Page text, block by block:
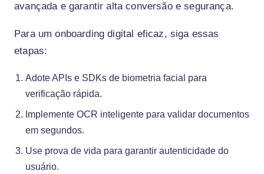
avançada e garantir alta conversão e segurança.
Para um onboarding digital eficaz, siga essas
etapas:
Adote APIs e SDKs de biometria facial para
verificação rápida.
Implemente OCR inteligente para validar documentos
em segundos.
Use prova de vida para garantir autenticidade do
usuário.